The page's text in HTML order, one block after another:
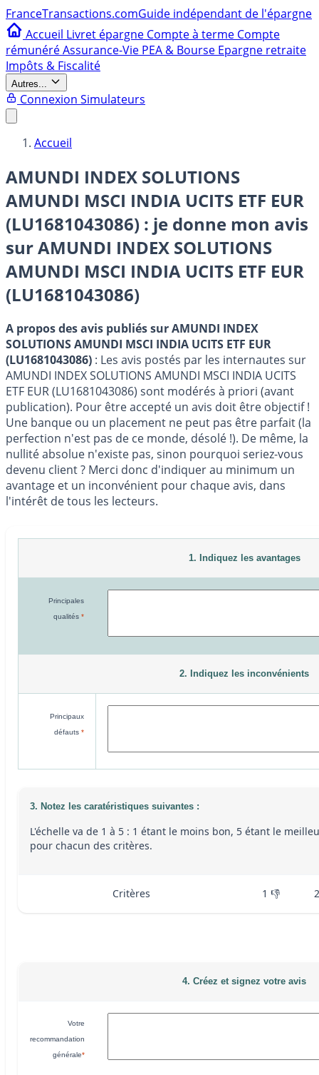
FranceTransactions.comGuide indépendant de l'épargne
Accueil Livret épargne Compte à terme Compte
rémunéréAssurance-Vie PEA & Bourse Epargne retraite
Impôts & Fiscalité
Autres...
Connexion Simulateurs
Accueil
AMUNDI INDEX SOLUTIONS
AMUNDI MSCI INDIA UCITS ETF EUR
(LU1681043086) : je donne mon avis
surAMUNDI INDEX SOLUTIONS
AMUNDI MSCI INDIA UCITS ETF EUR
(LU1681043086)
A propos des avis publiés sur AMUNDI INDEX
SOLUTIONS AMUNDI MSCI INDIA UCITS ETF EUR
(LU1681043086) : Les avis postés par les internautes sur
AMUNDI INDEX SOLUTIONS AMUNDI MSCI INDIA UCITS
ETF EUR (LU1681043086) sont modérés à priori (avant
publication). Pour être accepté un avis doit être objectif !
Une banque ou un placement ne peut pas être parfait (la
perfection n'est pas de ce monde, désolé !). De même, la
nullité absolue n'existe pas, sinon pourquoi seriez-vous
devenu client ? Merci donc d'indiquer au minimum un
avantage et un inconvénient pour chaque avis, dans
l'intérêt de tous les lecteurs.
1. Indiquez les avantages
Principales
qualités *
2. Indiquez les inconvénients
Principaux
défauts *
3. Notez les caratéristiques suivantes :
L'échelle va de 1 à 5 : 1 étant le moins bon, 5 étant le
pour chacun des critères.
Critères 1 👎 2
4. Créez et signez votre avis
Votre
recommandation
générale*